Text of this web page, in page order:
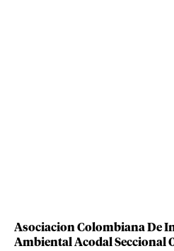
Asociacion Colombiana De
Ambiental Acodal Seccional